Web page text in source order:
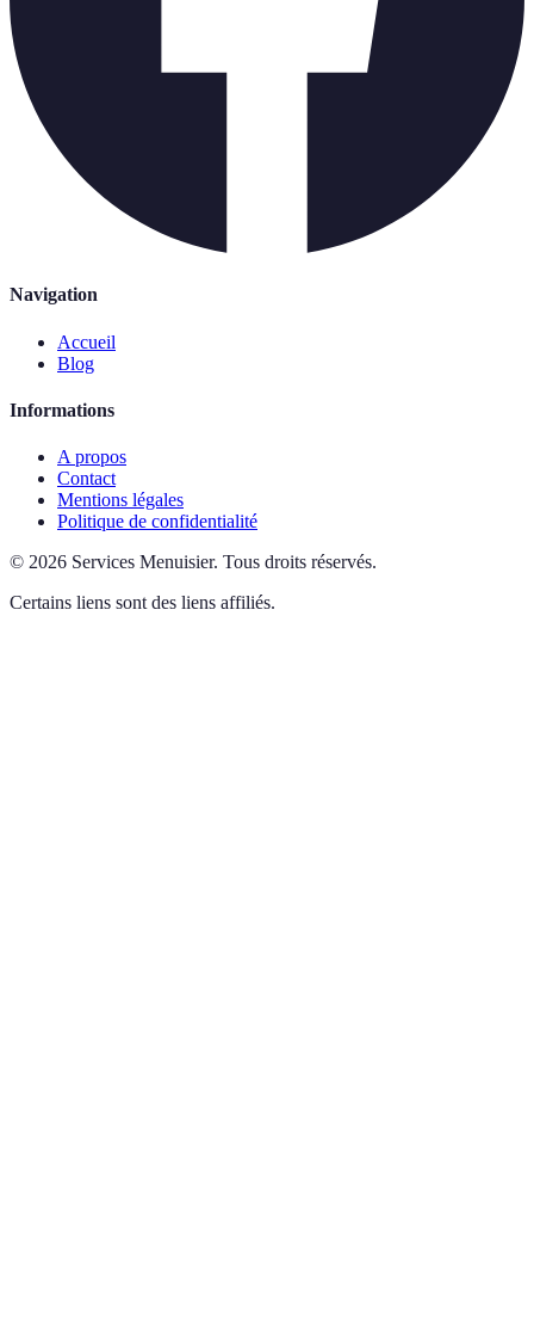
Navigation
Accueil
Blog
Informations
A propos
Contact
Mentions légales
Politique de confidentialité
© 2026 Services Menuisier. Tous droits réservés.
Certains liens sont des liens affiliés.